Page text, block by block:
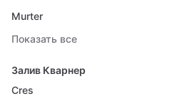
Murter
Показать все
Залив Кварнер
Cres